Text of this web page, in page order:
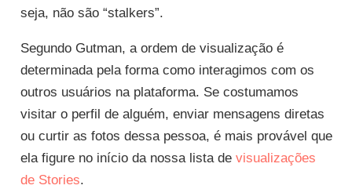
seja, não são “stalkers”.
Segundo Gutman, a ordem de visualização é
determinada pela forma como interagimos com os
outros usuários na plataforma. Se costumamos
visitar o perfil de alguém, enviar mensagens diretas
ou curtir as fotos dessa pessoa, é mais provável que
ela figure no início da nossa lista de visualizações
de Stories.